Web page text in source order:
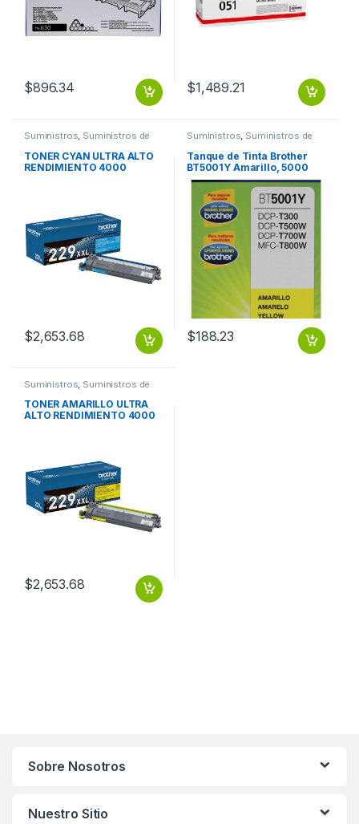
$896.34 $1,489.21
Suministros, Suministros de
Impresión
TONER CYAN ULTRA ALTO
RENDIMIENTO 4000
$2,653.68
Suministros, Suministros de
Impresión
Tanque de Tinta Brother
BT5001Y Amarillo, 5000
Páginas RENDIMIENTO
5000 PGS
$188.23
Suministros Suministros de
Impresión
TONER AMARILLO ULTRA
ALTO RENDIMIENTO 4000
$2,653.68
Sobre Nosotros
Nuestro Sitio